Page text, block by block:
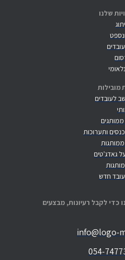
שלנו
מובילות
לעובדים
ותערוכות
גאדג'טים
חדש
כדי לקבל רעיונות, מבצעים
info@logo-
054-